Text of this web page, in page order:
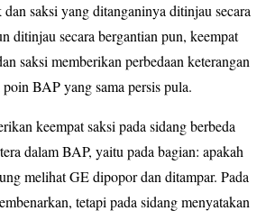
saksi yang ditanganinya ditinjau secara
ditinjau secara bergantian pun, keempat
saksi memberikan perbedaan keterangan
BAP yang sama persis pula.
keempat saksi pada sidang berbeda
dalam BAP, yaitu pada bagian: apakah
melihat GE dipopor dan ditampar. Pada
tetapi pada sidang menyatakan